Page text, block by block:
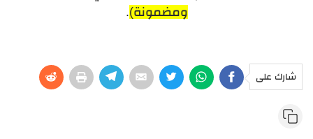
ومضمونة).
شارك على